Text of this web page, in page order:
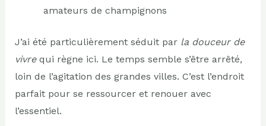
amateurs de champignons
J’ai été particulièrement séduit par la douceur de
vivrequi règne ici. Le temps semble s’être arrêté,
loin de l’agitation des grandes villes. C’est l’endroit
parfait pour se ressourcer et renouer avec
l’essentiel.